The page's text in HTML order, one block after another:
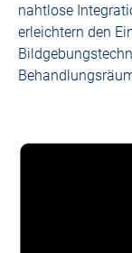
nahtlose
erleichtern den